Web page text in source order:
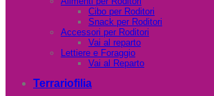
Cibo per Roditori
Snack per Roditori
Accessori per Roditori
Vai al reparto
Lettiere e Foraggio
Vai al Reparto
Terrariofilia